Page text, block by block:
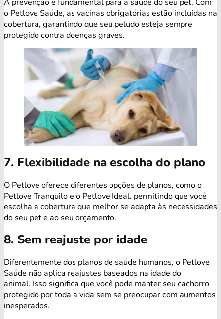
A prevenção é fundamental para a saúde do seu pet. Com
o Petlove Saúde, as vacinas obrigatórias estão incluídas na
cobertura, garantindo que seu peludo esteja sempre
protegido contra doenças graves.
7. Flexibilidade na escolha do plano
O Petlove oferece diferentes opções de planos, como o
Petlove Tranquilo e o Petlove Ideal, permitindo que você
escolha a cobertura que melhor se adapta às necessidades
do seu pet e ao seu orçamento.
8. Sem reajuste por idade
Diferentemente dos planos de saúde humanos, o Petlove
Saúde não aplica reajustes baseados na idade do
animal. Isso significa que você pode manter seu cachorro
protegido por toda a vida sem se preocupar com aumentos
inesperados.